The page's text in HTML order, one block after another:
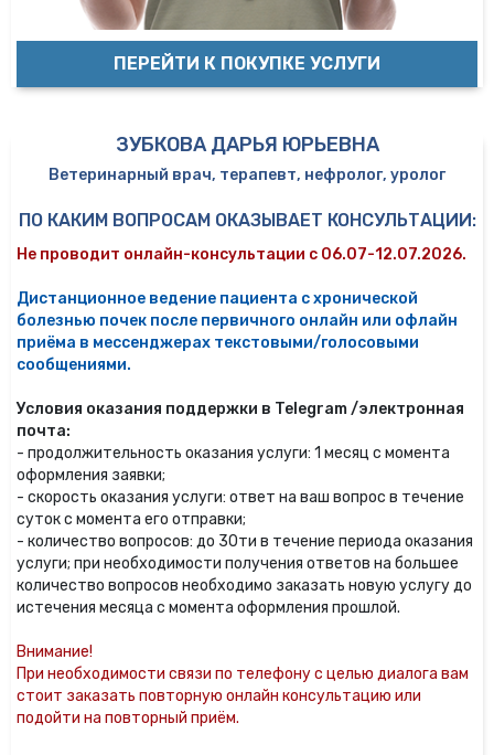
ПЕРЕЙТИ К ПОКУПКЕ УСЛУГИ
ЗУБКОВА ДАРЬЯ ЮРЬЕВНА
Ветеринарный врач, терапевт, нефролог, уролог
ПО КАКИМ ВОПРОСАМ ОКАЗЫВАЕТ КОНСУЛЬТАЦИИ:
Не проводит онлайн-консультации с 06.07-12.07.2026.
Дистанционное ведение пациента с хронической
болезнью почек после первичного онлайн или офлайн
приёма в мессенджерах текстовыми/голосовыми
сообщениями.
Условия оказания поддержки в Telegram /электронная
почта:
- продолжительность оказания услуги: 1 месяц с момента
оформления заявки;
- скорость оказания услуги: ответ на ваш вопрос в течение
суток с момента его отправки;
- количество вопросов: до 30ти в течение периода оказания
услуги; при необходимости получения ответов на большее
количество вопросов необходимо заказать новую услугу до
истечения месяца с момента оформления прошлой.
Внимание!
При необходимости связи по телефону с целью диалога вам
стоит заказать повторную онлайн консультацию или
подойти на повторный приём.